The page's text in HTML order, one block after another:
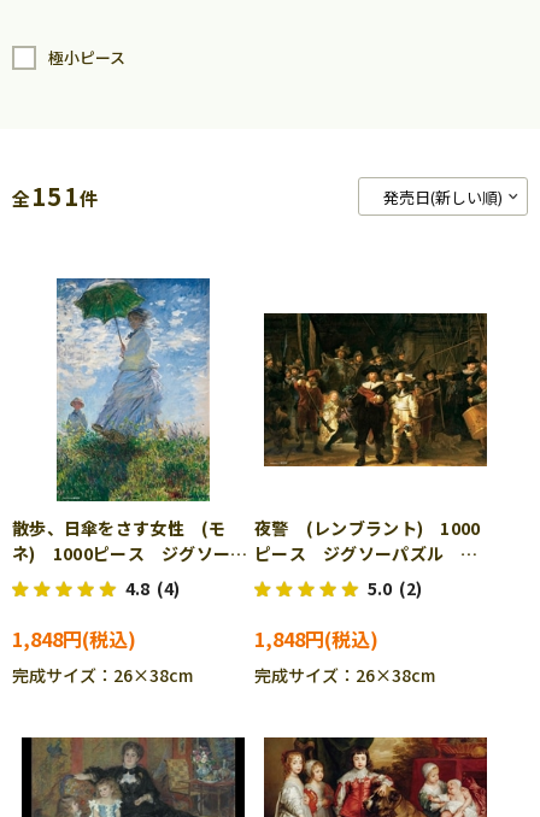
極小ピース
全151件
散歩、日傘をさす女性 (モ
ネ) 1000ピース ジグソーパ
ズル BEV-1000M-026
4.8 (4)
1,848円
完成サイズ：26×38cm
夜警 (レンブラント) 1000
ピース ジグソーパズル
BEV-1000M-027
5.0 (2)
1,848円
完成サイズ：26×38cm